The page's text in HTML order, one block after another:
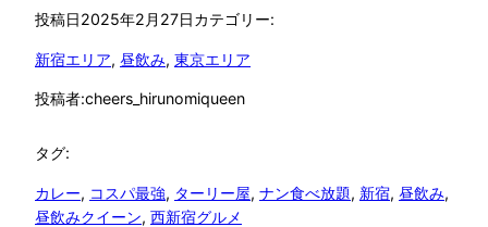
投稿日2025年2月27日カテゴリー:
新宿エリア, 昼飲み, 東京エリア
投稿者:cheers_hirunomiqueen
タグ:
カレー, コスパ最強, ターリー屋, ナン食べ放題, 新宿, 昼飲み
昼飲みクイーン, 西新宿グルメ